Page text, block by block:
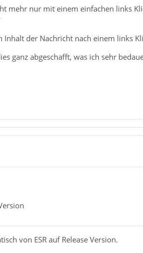
mehr nur mit einem einfachen links
der Nachricht nach einem links
ganz abgeschafft, was ich sehr
von ESR auf Release Version.